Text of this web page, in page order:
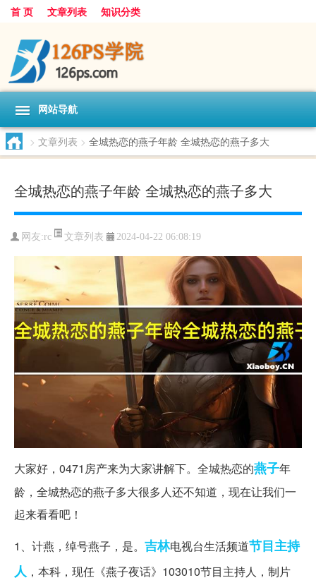
首 页 文章列表 知识分类
网站导航
> 文章列表 > 全城热恋的燕子年龄 全城热恋的燕子多大
全城热恋的燕子年龄 全城热恋的燕子多大
网友:rc 文章列表 2024-04-22 06:08:19
大家好，0471房产来为大家讲解下。全城热恋的燕子年
龄，全城热恋的燕子多大很多人还不知道，现在让我们一
起来看看吧！
1、计燕，绰号燕子，是。 吉林电视台生活频道节目主持
人 ，本科，现任《燕子夜话》103010节目主持人，制片